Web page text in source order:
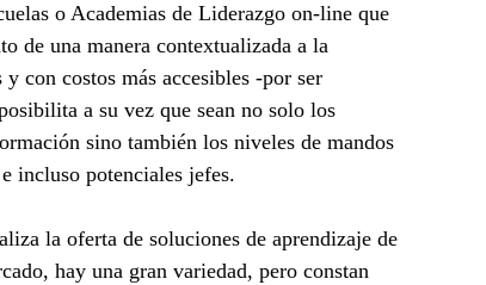
o Academias de Liderazgo on-line que
de una manera contextualizada a la
con costos más accesibles -por ser
a su vez que sean no solo los
sino también los niveles de mandos
incluso potenciales jefes.
la oferta de soluciones de aprendizaje de
hay una gran variedad, pero constan